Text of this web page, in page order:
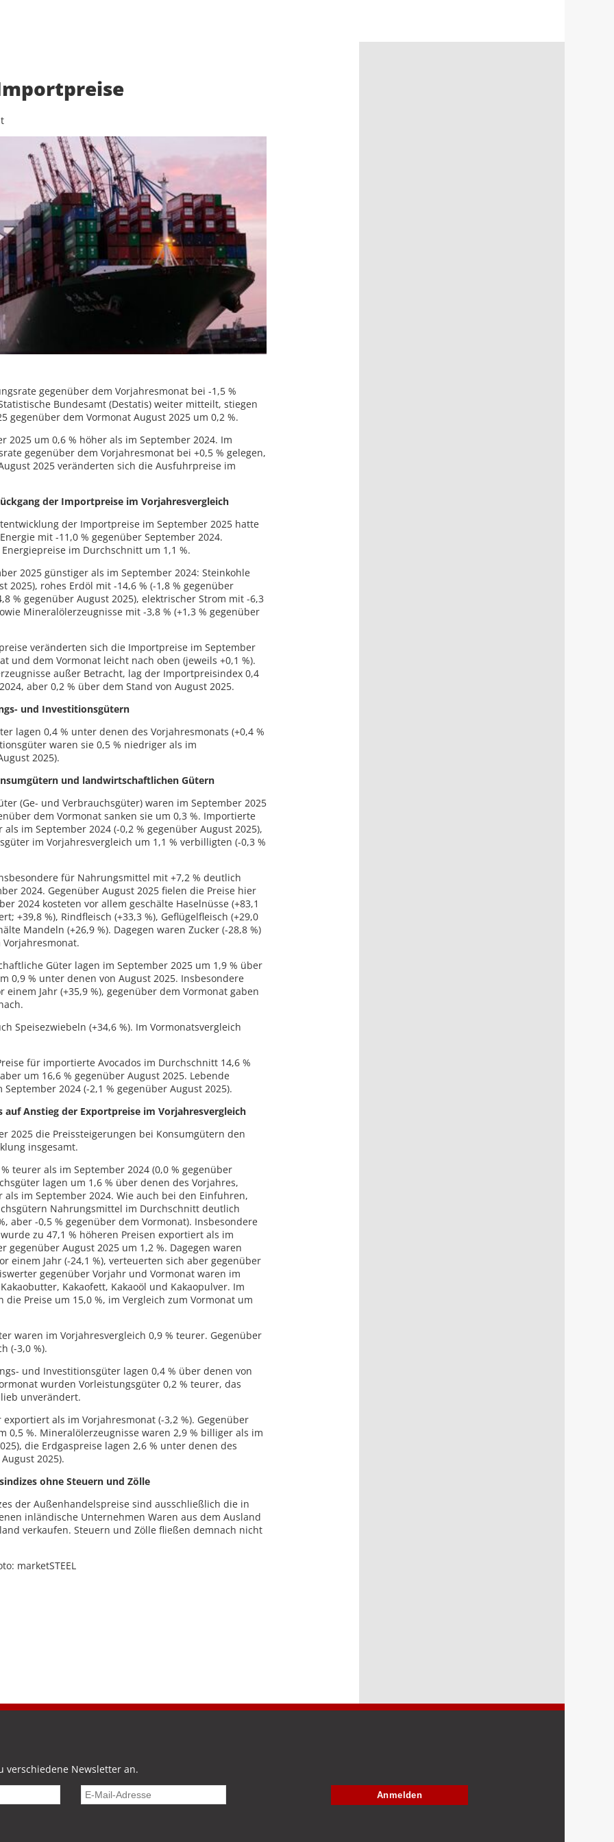
gegenüber dem Vorjahresmonat bei -1,5 %
Bundesamt (Destatis) weiter mitteilt, stiegen
gegenüber dem Vormonat August 2025 um 0,2 %.
2025 um 0,6 % höher als im September 2024. Im
gegenüber dem Vorjahresmonat bei +0,5 % gelegen,
2025 veränderten sich die Ausfuhrpreise im
der Importpreise im Vorjahresvergleich
der Importpreise im September 2025 hatte
mit -11,0 % gegenüber September 2024.
Energiepreise im Durchschnitt um 1,1 %.
2025 günstiger als im September 2024: Steinkohle
2025), rohes Erdöl mit -14,6 % (-1,8 % gegenüber
% gegenüber August 2025), elektrischer Strom mit -6,3
Mineralölerzeugnisse mit -3,8 % (+1,3 % gegenüber
veränderten sich die Importpreise im September
und dem Vormonat leicht nach oben (jeweils +0,1 %).
außer Betracht, lag der Importpreisindex 0,4
aber 0,2 % über dem Stand von August 2025.
und Investitionsgütern
lagen 0,4 % unter denen des Vorjahresmonats (+0,4 %
waren sie 0,5 % niedriger als im
2025).
und landwirtschaftlichen Gütern
(Ge- und Verbrauchsgüter) waren im September 2025
dem Vormonat sanken sie um 0,3 %. Importierte
als im September 2024 (-0,2 % gegenüber August 2025),
im Vorjahresvergleich um 1,1 % verbilligten (-0,3 %
für Nahrungsmittel mit +7,2 % deutlich
2024. Gegenüber August 2025 fielen die Preise hier
2024 kosteten vor allem geschälte Haselnüsse (+83,1
+39,8 %), Rindfleisch (+33,3 %), Geflügelfleisch (+29,0
Mandeln (+26,9 %). Dagegen waren Zucker (-28,8 %)
Vorjahresmonat.
Güter lagen im September 2025 um 1,9 % über
0,9 % unter denen von August 2025. Insbesondere
einem Jahr (+35,9 %), gegenüber dem Vormonat gaben
Speisezwiebeln (+34,6 %). Im Vormonatsvergleich
für importierte Avocados im Durchschnitt 14,6 %
um 16,6 % gegenüber August 2025. Lebende
September 2024 (-2,1 % gegenüber August 2025).
auf Anstieg der Exportpreise im Vorjahresvergleich
2025 die Preissteigerungen bei Konsumgütern den
insgesamt.
teurer als im September 2024 (0,0 % gegenüber
lagen um 1,6 % über denen des Vorjahres,
als im September 2024. Wie auch bei den Einfuhren,
Nahrungsmittel im Durchschnitt deutlich
aber -0,5 % gegenüber dem Vormonat). Insbesondere
zu 47,1 % höheren Preisen exportiert als im
gegenüber August 2025 um 1,2 %. Dagegen waren
einem Jahr (-24,1 %), verteuerten sich aber gegenüber
gegenüber Vorjahr und Vormonat waren im
Kakaofett, Kakaoöl und Kakaopulver. Im
die Preise um 15,0 %, im Vergleich zum Vormonat um
waren im Vorjahresvergleich 0,9 % teurer. Gegenüber
(-3,0 %).
und Investitionsgüter lagen 0,4 % über denen von
wurden Vorleistungsgüter 0,2 % teurer, das
unverändert.
exportiert als im Vorjahresmonat (-3,2 %). Gegenüber
0,5 %. Mineralölerzeugnisse waren 2,9 % billiger als im
die Erdgaspreise lagen 2,6 % unter denen des
2025).
ohne Steuern und Zölle
der Außenhandelspreise sind ausschließlich die in
inländische Unternehmen Waren aus dem Ausland
verkaufen. Steuern und Zölle fließen demnach nicht
marketSTEEL
verschiedene Newsletter an.
Anmelden